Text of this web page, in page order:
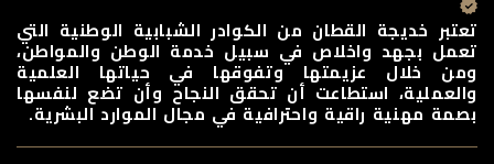
تعتبر خديجة القطان من الكوادر الشبابية الوطنية التي
تعمل بجهد واخلاص في سبيل خدمة الوطن والمواطن،
ومن خلال عزيمتها وتفوقها في حياتها العلمية
والعملية، استطاعت أن تحقق النجاح وأن تضع لنفسها
بصمة مهنية راقية واحترافية في مجال الموارد البشرية.